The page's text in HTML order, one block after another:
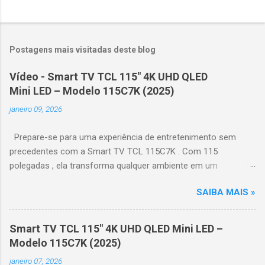
Postagens mais visitadas deste blog
Vídeo - Smart TV TCL 115" 4K UHD QLED
Mini LED – Modelo 115C7K (2025)
janeiro 09, 2026
Prepare-se para uma experiência de entretenimento sem
precedentes com a Smart TV TCL 115C7K . Com 115
polegadas , ela transforma qualquer ambiente em um
e realistas. 🌟 Destaques do produto Tela QLED Mini LED 115” :
controle de iluminação preciso, brilho intenso e cores
vibrantes. Resolução 4K UHD : detalhes impressionantes e
contraste profundo em cada cena. Processador AiPQ :
desempenho otimizado para imagens e movimentos fluidos.
SAIBA MAIS »
Smart TV TCL 115" 4K UHD QLED Mini LED –
Modelo 115C7K (2025)
janeiro 07, 2026